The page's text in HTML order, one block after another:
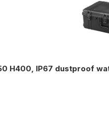
H400, IP67 dustproof